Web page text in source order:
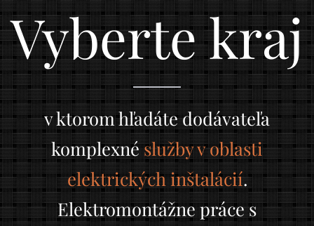
Vyberte kraj
v ktorom hľadátedodávateľa
komplexnéslužby v oblasti
elektrických inštalácií.
Elektromontážne práce s